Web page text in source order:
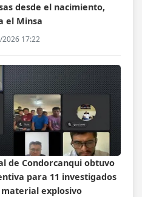
desde el nacimiento,
el Minsa
17:22
de Condorcanqui obtuvo
para 11 investigados
explosivo